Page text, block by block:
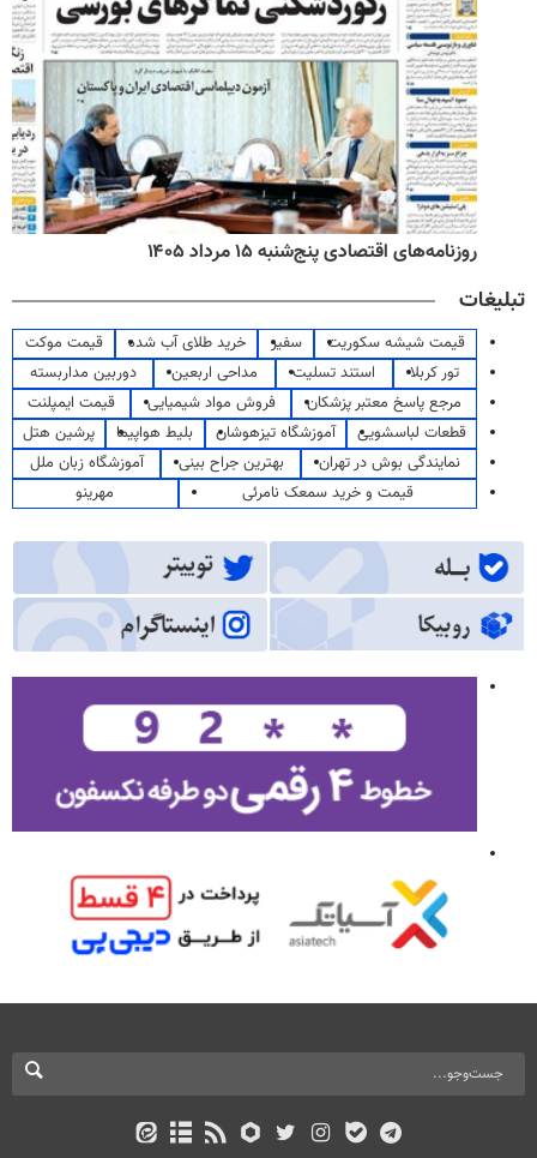
روزنامه‌های اقتصادی پنج‌شنبه ۱۵ مرداد ۱۴۰۵
تبلیغات
قیمت شیشه سکوریت سفیر خرید طلای آب شده
قیمت موکت
تور کربلا
استند تسلیت مداحی اربعین
دوربین مداربسته
مرجع پاسخ معتبر پزشکان
فروش مواد شیمیایی
قیمت ایمپلنت
قطعات لباسشویی
آموزشگاه تیزهوشان بلیط هواپیما
پرشین هتل
نمایندگی بوش در تهران
بهترین جراح بینی
آموزشگاه زبان ملل
قیمت و خرید سمعک نامرئی
مهرینو